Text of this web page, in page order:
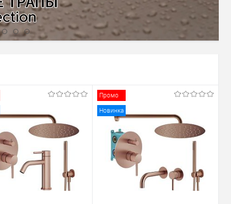
Промо
Новинка